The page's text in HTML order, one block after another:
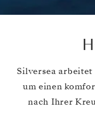
Silversea
um einen
nach Ihrer